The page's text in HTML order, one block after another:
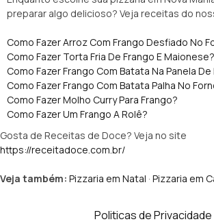
preparar algo delicioso? Veja receitas do
Como Fazer Arroz Com Frango Desfiado No
Como Fazer Torta Fria De Frango E Maionese?
Como Fazer Frango Com Batata Na Panela
Como Fazer Frango Com Batata Palha No
Como Fazer Molho Curry Para Frango?
Como Fazer Um Frango A Rolê?
Gosta de Receitas de Doce? Veja no site
https://receitadoce.com.br/
Veja também: Pizzaria em Natal · Pizzaria em
Politicas de Privacidade